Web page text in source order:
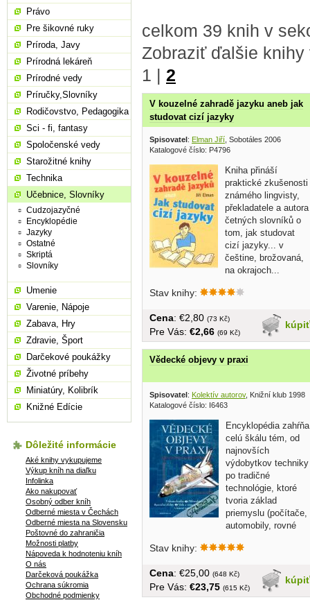
celkom 39 knih v
Zobraziť ďalšie
1 | 2
V kouzelné zahradě jazyku aneb jak
studovat cizí jazyky
Spisovatel: Elman Jiří , Sobotáles 2006
Katalogové číslo: P4796
Kniha přináší
praktické zkušenosti
známého lingvisty,
překladatele a autora
četných slovníků o
tom, jak studovat
cizí jazyky... v
češtine, brožovaná,
na okrajoch...
Stav knihy:
kúpiť
Cena: €2,80 (73 Kč)
Pre Vás: €2,66 (69 Kč)
Vědecké objevy v praxi
Spisovatel : Kolektív autorov, Knižní klub 1998
Katalogové číslo: I6463
Encyklopédia zahŕňa
celú škálu tém, od
najnovších
výdobytkov techniky
po tradičné
technológie, ktoré
tvoria základ
priemyslu (počítače,
automobily, rovné
Stav knihy:
kúpiť
Cena: €25,00 (648 Kč)
Pre Vás: €23,75 (615 Kč)
Právo
Pre šikovné ruky
Príroda, Javy
Prírodná lekáreň
Prírodné vedy
Príručky,Slovníky
Rodičovstvo, Pedagogika
Sci - fi, fantasy
Spoločenské vedy
Starožitné knihy
Technika
Učebnice, Slovníky
Cudzojazyčné
Encyklopédie
Jazyky
Ostatné
Skriptá
Slovníky
Umenie
Varenie, Nápoje
Zabava, Hry
Zdravie, Šport
Darčekové poukážky
Životné príbehy
Miniatúry, Kolibrík
Knižné Edície
Dôležité informácie
Aké knihy vykupujeme
Výkup kníh na diaľku
Infolinka
Ako nakupovať
Osobný odber kníh
Odberné miesta v Čechách
Odberné miesta na Slovensku
Poštovné do zahraničia
Možnosti platby
Nápoveda k hodnoteniu kníh
O nás
Darčeková poukážka
Ochrana súkromia
Obchodné podmienky